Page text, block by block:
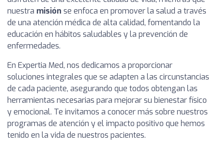
nuestra misión se enfoca en promover la salud a través
de una atención médica de alta calidad, fomentando la
educación en hábitos saludables y la prevención de
enfermedades.
En Expertia Med, nos dedicamos a proporcionar
soluciones integrales que se adapten a las circunstancias
de cada paciente, asegurando que todos obtengan las
herramientas necesarias para mejorar su bienestar físico
y emocional. Te invitamos a conocer más sobre nuestros
programas de atención y el impacto positivo que hemos
tenido en la vida de nuestros pacientes.